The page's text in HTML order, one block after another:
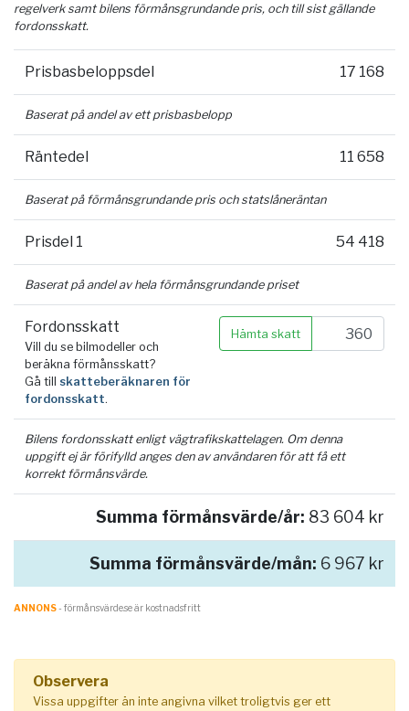
regelverk samt bilens förmånsgrundande pris, och till sist gällande
fordonsskatt.
Prisbasbeloppsdel 17 168
Baserat på andel av ett prisbasbelopp
Räntedel 11 658
Baserat på förmånsgrundande pris och statslåneräntan
Prisdel 1 54 418
Baserat på andel av hela förmånsgrundande priset
Fordonsskatt
Vill du se bilmodeller och
beräkna förmånsskatt?
Gå till skatteberäknaren för
fordonsskatt.
Hämta skatt
Bilens fordonsskatt enligt vägtrafikskattelagen. Om denna
uppgift ej är förifylld anges den av användaren för att få ett
korrekt förmånsvärde.
Summa förmånsvärde/år: 83 604 kr
Summa förmånsvärde/mån: 6 967 kr
ANNONS- förmånsvärde.se är kostnadsfritt
Observera
Vissa uppgifter än inte angivna vilket troligtvis ger ett